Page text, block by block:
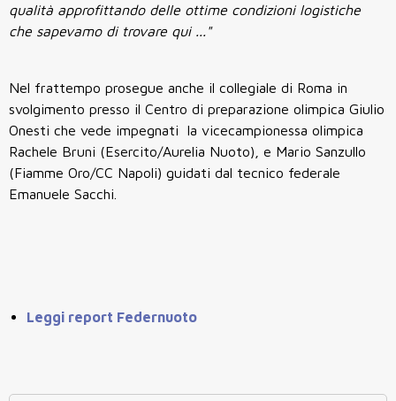
qualità approfittando delle ottime condizioni logistiche
che sapevamo di trovare qui ..."
Nel frattempo prosegue anche il collegiale di Roma in
svolgimento presso il Centro di preparazione olimpica Giulio
Onesti che vede impegnati la vicecampionessa olimpica
Rachele Bruni (Esercito/Aurelia Nuoto), e Mario Sanzullo
(Fiamme Oro/CC Napoli) guidati dal tecnico federale
Emanuele Sacchi.
Leggi report Federnuoto